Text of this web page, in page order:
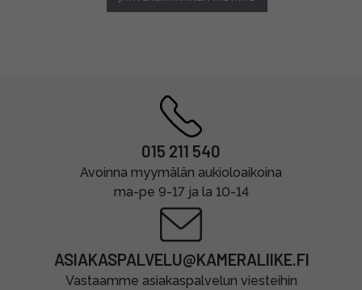
015 211 540
Avoinna myymälän aukioloaikoina
ma-pe 9-17 ja la 10-14
ASIAKASPALVELU@KAMERALIIKE.FI
Vastaamme asiakaspalvelun viesteihin